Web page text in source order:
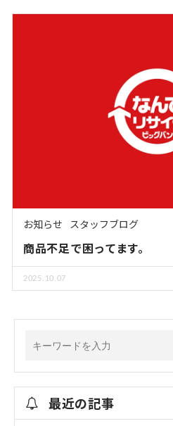
お知らせ スタッフブログ
商品不足で困ってます。
2025.10.07
最近の記事